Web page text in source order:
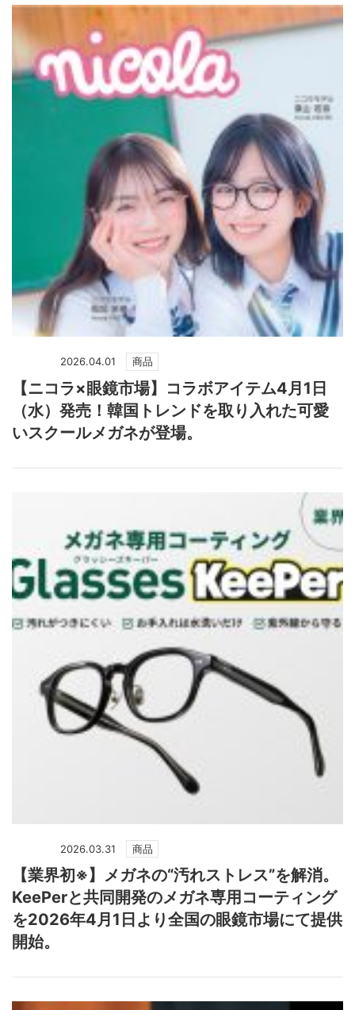
2026.04.01 商品
【ニコラ×眼鏡市場】コラボアイテム4月1日
（水）発売！韓国トレンドを取り入れた可愛
いスクールメガネが登場。
2026.03.31 商品
【業界初※】メガネの“汚れストレス”を解消。
KeePerと共同開発のメガネ専用コーティング
を2026年4月1日より全国の眼鏡市場にて提供
開始。